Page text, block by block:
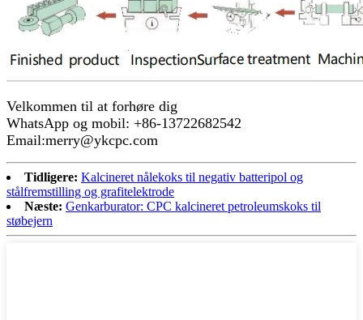
Velkommen til at forhøre dig
WhatsApp og mobil: +86-13722682542
Email:merry@ykcpc.com
Tidligere: Kalcineret nålekoks til negativ batteripol og
stålfremstilling og grafitelektrode
Næste: Genkarburator: CPC kalcineret petroleumskoks til
støbejern